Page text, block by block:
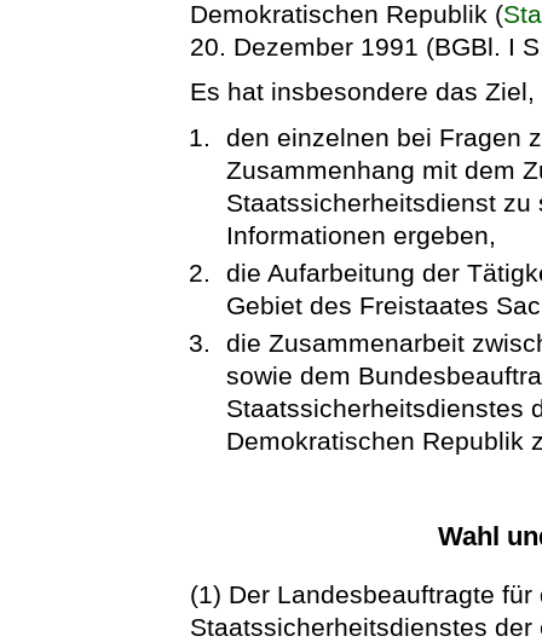
Demokratischen Republik (
20. Dezember 1991 (BGBl. I
Es hat insbesondere das Ziel,
den einzelnen bei Fragen
Zusammenhang mit dem
Staatssicherheitsdienst
Informationen ergeben,
die Aufarbeitung der
Gebiet des Freistaates
die Zusammenarbeit
sowie dem
Staatssicherheitsdienstes
Demokratischen Republik
Wahl
(1) Der Landesbeauftragte
Staatssicherheitsdienstes